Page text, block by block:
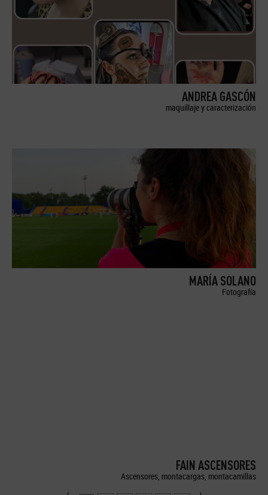
ANDREA GASCÓN
maquillaje y caracterización
MARÍA SOLANO
Fotografía
FAIN ASCENSORES
Ascensores, montacargas, montacamillas